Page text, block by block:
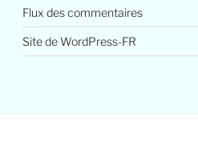
Flux des commentaires
Site de WordPress-FR